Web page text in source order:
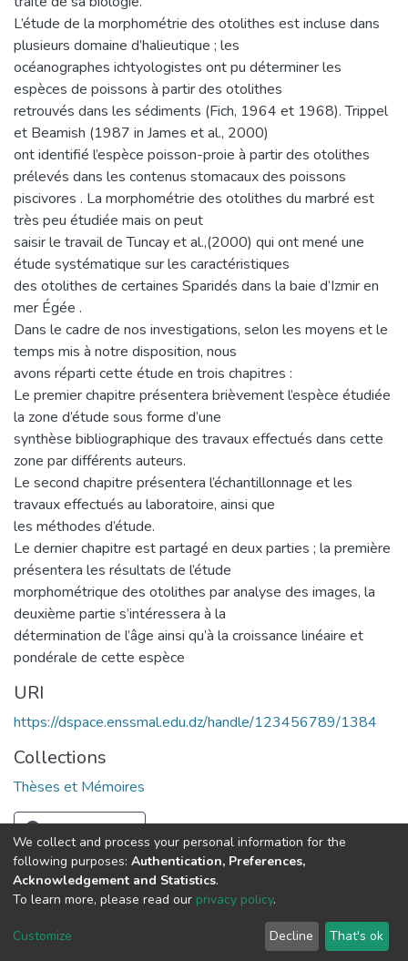
L’étude de la morphométrie des otolithes est incluse dans
plusieurs domaine d’halieutique ; les
océanographes ichtyologistes ont pu déterminer les
espèces de poissons à partir des otolithes
retrouvés dans les sédiments (Fich, 1964 et 1968). Trippel
et Beamish (1987 in James et al., 2000)
ont identifié l’espèce poisson-proie à partir des otolithes
prélevés dans les contenus stomacaux des poissons
piscivores . La morphométrie des otolithes du marbré est
très peu étudiée mais on peut
saisir le travail de Tuncay et al.,(2000) qui ont mené une
étude systématique sur les caractéristiques
des otolithes de certaines Sparidés dans la baie d’Izmir en
mer Égée .
Dans le cadre de nos investigations, selon les moyens et le
temps mis à notre disposition, nous
avons réparti cette étude en trois chapitres :
Le premier chapitre présentera brièvement l’espèce étudiée
la zone d’étude sous forme d’une
synthèse bibliographique des travaux effectués dans cette
zone par différents auteurs.
Le second chapitre présentera l’échantillonnage et les
travaux effectués au laboratoire, ainsi que
les méthodes d’étude.
Le dernier chapitre est partagé en deux parties ; la première
présentera les résultats de l’étude
morphométrique des otolithes par analyse des images, la
deuxième partie s’intéressera à la
détermination de l’âge ainsi qu’à la croissance linéaire et
pondérale de cette espèce
URI
https://dspace.enssmal.edu.dz/handle/123456789/1384
Collections
Thèses et Mémoires
Full item page
© 2025 ENSSMAL – Tous droits réservés.
Dépôt numérique :
dspace@enssmal.edu.dz
We collect and process your personal information for the
following purposes: Authentication, Preferences,
Acknowledgement and Statistics.
To learn more, please read our privacy policy.
Customize Decline That's ok